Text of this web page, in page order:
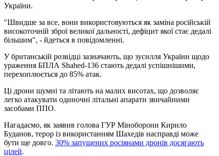
України.
"Швидше за все, вони використовуються як заміна російській
високоточній зброї великої дальності, дефіцит якої стає дедалі
більшим", - йдеться в повідомленні.
У британській розвідці зазначають, що зусилля України щодо
ураження БПЛА Shahed-136 стають дедалі успішнішими,
перехоплюється до 85% атак.
Ці дрони шумні та літають на малих висотах, що дозволяє
легко атакувати одиночні літальні апарати звичайними
засобами ППО.
Нагадаємо, як заявив голова ГУР Міноборони Кирило
Буданов, терор із використанням Шахедів насправді може
бути ще довго. 30% запущених росіянами дронів досягають
цілей.